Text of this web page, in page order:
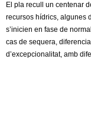
El pla recull un centenar
recursos hídrics, algunes
s’inicien en fase de
cas de sequera,
d’excepcionalitat, amb